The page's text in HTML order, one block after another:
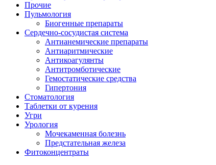
Прочие
Пульмология
Биогенные препараты
Сердечно-сосудистая система
Антианемические препараты
Антиаритмические
Антикоагулянты
Антитромботические
Гемостатические средства
Гипертония
Стоматология
Таблетки от курения
Угри
Урология
Мочекаменная болезнь
Предстательная железа
Фитоконцентраты